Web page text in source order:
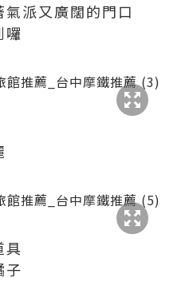
派又廣闊的門口
囉
具
子